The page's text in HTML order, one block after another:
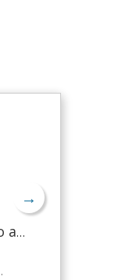
→
Polvo de cáscara de limón seco a granel